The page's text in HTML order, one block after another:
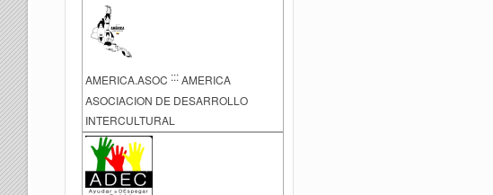
AMERICA.ASOC :::AMERICA
ASOCIACION DE DESARROLLO
INTERCULTURAL